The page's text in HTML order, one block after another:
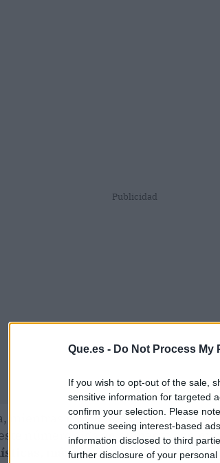
Que.es - Do Not Process My
If you wish to opt-out of the sale,
sensitive information for targeted
confirm your selection. Please
continue seeing interest-based
information disclosed to third
further disclosure of your
Publicidad
mientras más likes o “me gusta”
número siga en aumento son
más popularidad del